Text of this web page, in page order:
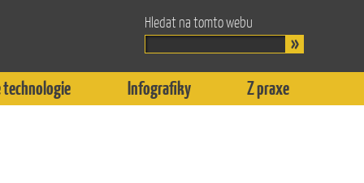
Hledat na tomto webu
technologie Infografiky Z praxe